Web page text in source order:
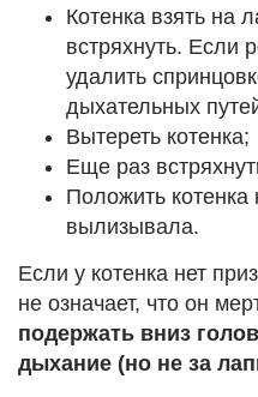
Котенка взять на
встряхнуть. Если
удалить
дыхательных
Вытереть котенка;
Еще раз
Положить котенка
вылизывала.
Если у котенка нет
не означает, что он
подержать вниз
дыхание (но не за